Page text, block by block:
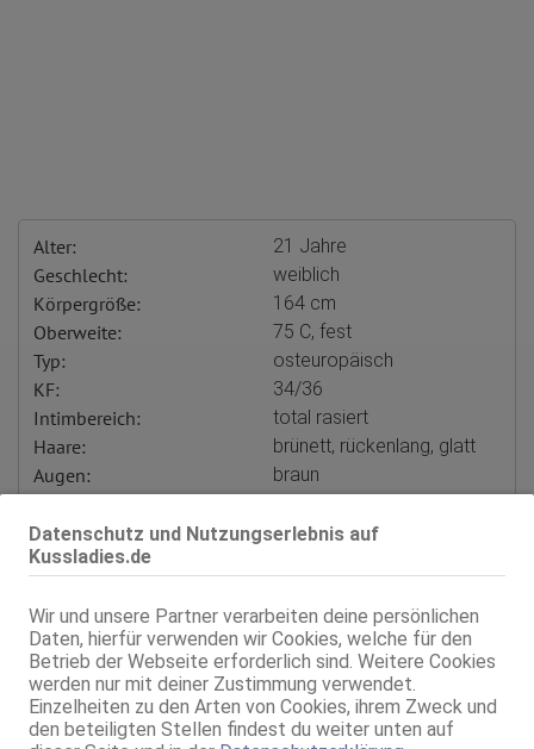
Datenschutz und Nutzungserlebnis auf
Kussladies.de
Wir und unsere Partner verarbeiten deine persönlichen
Daten, hierfür verwenden wir Cookies, welche für den
Betrieb der Webseite erforderlich sind. Weitere Cookies
werden nur mit deiner Zustimmung verwendet.
Einzelheiten zu den Arten von Cookies, ihrem Zweck und
den beteiligten Stellen findest du weiter unten auf
Alter: 21 Jahre
Geschlecht: weiblich
Körpergröße: 164 cm
Oberweite: 75 C, fest
Typ: osteuropäisch
KF: 34/36
Intimbereich: total rasiert
Haare: brünett, rückenlang, glatt
Augen: braun
Verkehr:
GV
Franz. bei Ihr
D**p Thr**t
Span. / BV
GF6
Flotter Dreier (MFF)
Zu dritt (MMF)
Service für: Herren